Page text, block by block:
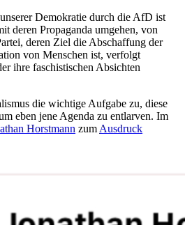
Demokratie durch die AfD ist
deren Propaganda umgehen, von
deren Ziel die Abschaffung der
von Menschen ist, verfolgt
ihre faschistischen Absichten
die wichtige Aufgabe zu, diese
eben jene Agenda zu entlarven. Im
Horstmann zum Ausdruck